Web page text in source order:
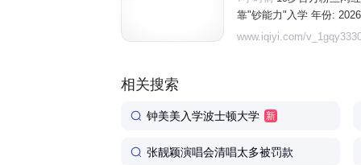
靠"钞能力"入学 年份:
录取】19岁百万粉丝网红
www.iqiyi.com/
相关搜索
钟美美入学波士顿大学 新
张靓颖演唱会清唱太多被罚款